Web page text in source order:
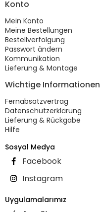
Konto
Mein Konto
Meine Bestellungen
Bestellverfolgung
Passwort ändern
Kommunikation
Lieferung & Montage
Wichtige Informationen
Fernabsatzvertrag
Datenschutzerklärung
Lieferung & Rückgabe
Hilfe
Sosyal Medya
Facebook
Instagram
Uygulamalarımız